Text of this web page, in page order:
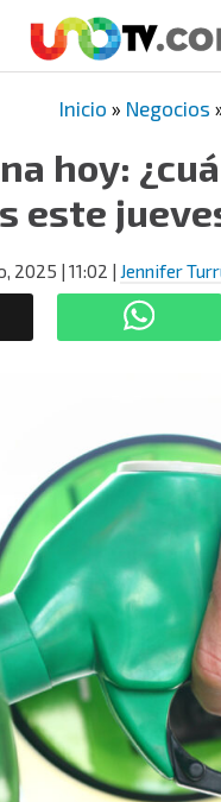
Inicio » Negocios
hoy:
este
2025 | 11:02 | Jennifer